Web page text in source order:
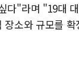
다"라며 "19대
소와 규모를